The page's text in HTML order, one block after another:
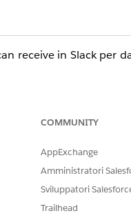
receive in Slack per
COMMUNITY
AppExchange
Amministratori
Sviluppatori
Trailhead